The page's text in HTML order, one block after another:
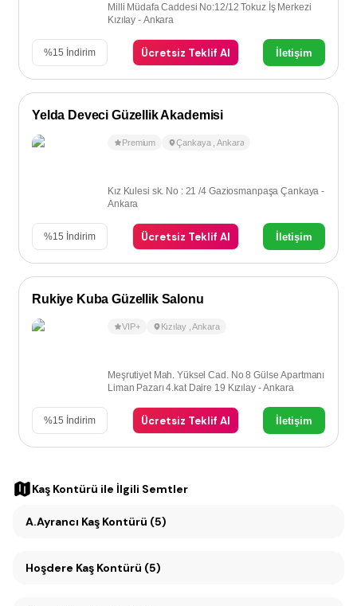
Milli Müdafa Caddesi No:12/12 Tokuz İş Merkezi
Kızılay - Ankara
%15 İndirim Ücretsiz Teklif Al İletişim
Yelda Deveci Güzellik Akademisi
Premium Çankaya ,Ankara
Kız Kulesi sk. No : 21 /4 Gaziosmanpaşa Çankaya -
Ankara
%15 İndirim Ücretsiz Teklif Al İletişim
Rukiye Kuba Güzellik Salonu
VIP+ Kızılay ,Ankara
Meşrutiyet Mah. Yüksel Cad. No 8 Gülse Apartmanı
Liman Pazarı 4.kat Daire 19 Kızılay - Ankara
%15 İndirim Ücretsiz Teklif Al İletişim
Kaş Kontürü ile İlgili Semtler
A.Ayrancı Kaş Kontürü (5)
Hoşdere Kaş Kontürü (5)